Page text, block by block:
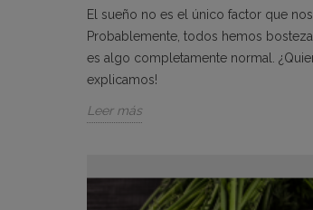
El sueño no es el único factor que
Probablemente, todos hemos
es algo completamente normal.
explicamos!
Leer más